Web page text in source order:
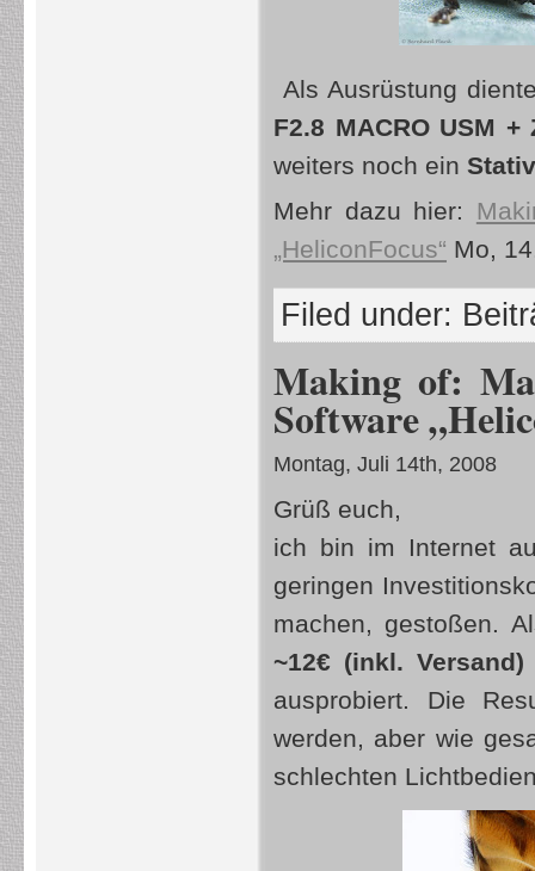
Als Ausrüstung
F2.8 MACRO USM
weiters noch ein Stativ
Mehr dazu hier:
„HeliconFocus“ Mo,
Filed under:
Making of:
Software
Montag, Juli 14th, 2008
Grüß euch,
ich bin im Internet
geringen
machen, gestoßen.
~12€ (inkl.
ausprobiert. Die
werden, aber wie
schlechten